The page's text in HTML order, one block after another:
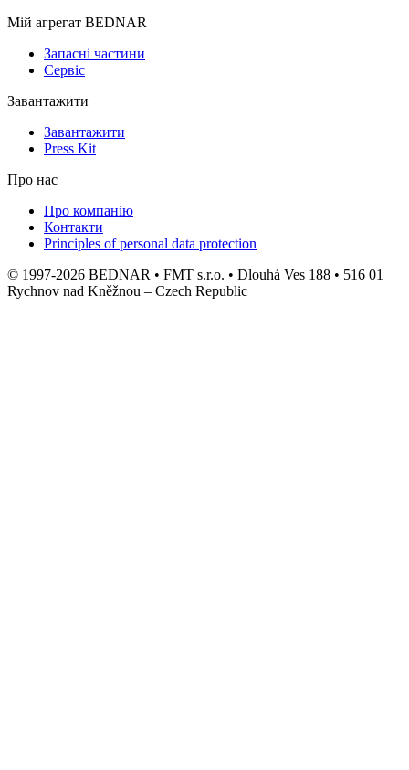
Мій агрегат BEDNAR
Запасні частини
Сервіс
Завантажити
Завантажити
Press Kit
Про нас
Про компанію
Контакти
Principles of personal data protection
© 1997-2026 BEDNAR • FMT s.r.o. • Dlouhá Ves 188 • 516 01
Rychnov nad Kněžnou – Czech Republic